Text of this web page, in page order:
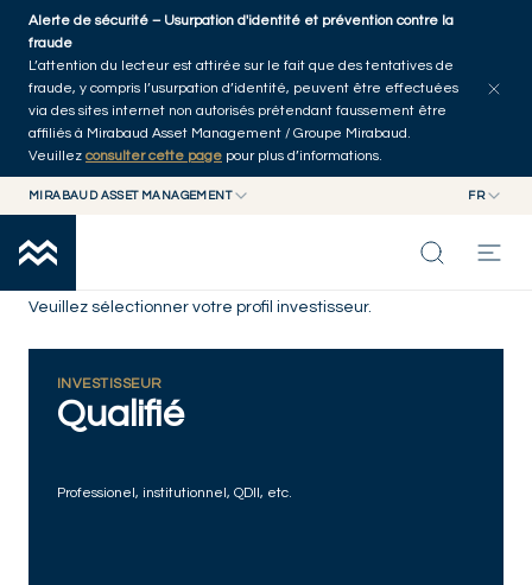
Skip to main content
Alerte de sécurité – Usurpation d'identité et prévention contre la
fraude
L’attention du lecteur est attirée sur le fait que des tentatives de
fraude, y compris l’usurpation d’identité, peuvent être effectuées
via des sites internet non autorisés prétendant faussement être
affiliés à Mirabaud Asset Management / Groupe Mirabaud.
Veuillez consulter cette page pour plus d’informations.
MIRABAUD ASSET MANAGEMENT
MIRABAUD ASSET MANAGEMENT
MIRABAUD INVESTMENTS
FR
FR
CAPACITÉS
FONDS
À PROPOS
Disclaimer
Veuillez sélectionner votre profil investisseur.
INVESTISSEUR
Qualifié
Professionel, institutionnel, QDII, etc.